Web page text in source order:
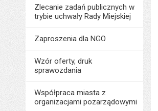
Zlecanie zadań publicznych w
trybie uchwały Rady Miejskiej
Zaproszenia dla NGO
Wzór oferty, druk
sprawozdania
Współpraca miasta z
organizacjami pozarządowymi